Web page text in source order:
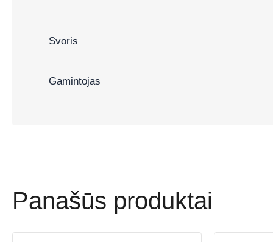
Svoris
Gamintojas
Panašūs produktai